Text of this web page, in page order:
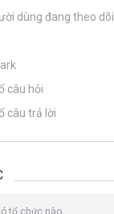
dùng đang theo dõi
câu hỏi
câu trả lời
tổ chức nào.